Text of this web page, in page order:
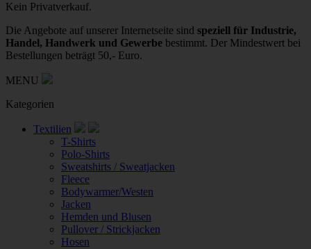
Kein Privatverkauf.
Die Angebote auf unserer Internetseite sind speziell für Industrie,
Handel, Handwerk und Gewerbe bestimmt. Der Mindestwert bei
Bestellungen beträgt 50,- Euro.
MENU
Kategorien
Textilien
T-Shirts
Polo-Shirts
Sweatshirts / Sweatjacken
Fleece
Bodywarmer/Westen
Jacken
Hemden und Blusen
Pullover / Strickjacken
Hosen